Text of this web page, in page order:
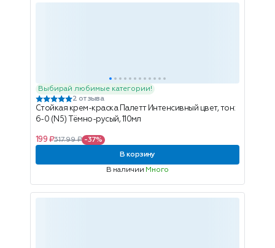
Выбирай любимые категории!
2 отзыва
Стойкая крем-краска Палетт Интенсивный цвет, тон:
6-0 (N5) Тёмно-русый, 110мл
199 ₽317.99 ₽ -37%
В корзину
В наличии Много